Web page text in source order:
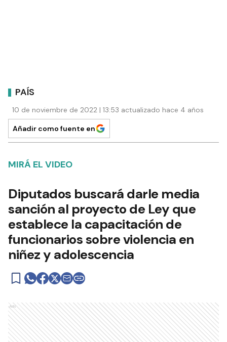
PAÍS
10 de noviembre de 2022 | 13:53 actualizado hace 4 años
Añadir como fuente en
MIRÁ EL VIDEO
Diputados buscará darle media
sanción al proyecto de Ley que
establece la capacitación de
funcionarios sobre violencia en
niñez y adolescencia
Ads